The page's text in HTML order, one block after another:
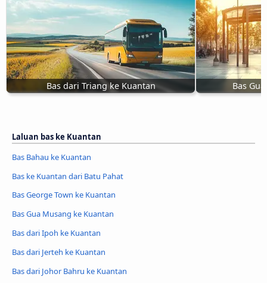
Bas dari Triang ke Kuantan Bas
Laluan bas ke Kuantan
Bas Bahau ke Kuantan
Bas ke Kuantan dari Batu Pahat
Bas George Town ke Kuantan
Bas Gua Musang ke Kuantan
Bas dari Ipoh ke Kuantan
Bas dari Jerteh ke Kuantan
Bas dari Johor Bahru ke Kuantan